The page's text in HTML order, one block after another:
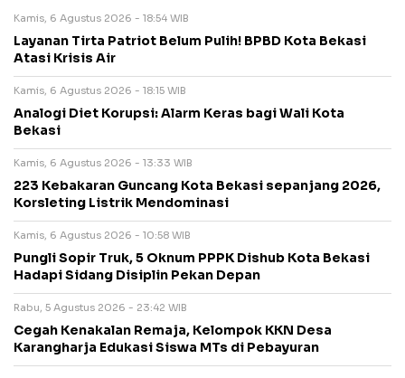
Kamis, 6 Agustus 2026 - 18:54 WIB
Layanan Tirta Patriot Belum Pulih! BPBD Kota Bekasi
Atasi Krisis Air
Kamis, 6 Agustus 2026 - 18:15 WIB
Analogi Diet Korupsi: Alarm Keras bagi Wali Kota
Bekasi
Kamis, 6 Agustus 2026 - 13:33 WIB
223 Kebakaran Guncang Kota Bekasi sepanjang 2026,
Korsleting Listrik Mendominasi
Kamis, 6 Agustus 2026 - 10:58 WIB
Pungli Sopir Truk, 5 Oknum PPPK Dishub Kota Bekasi
Hadapi Sidang Disiplin Pekan Depan
Rabu, 5 Agustus 2026 - 23:42 WIB
Cegah Kenakalan Remaja, Kelompok KKN Desa
Karangharja Edukasi Siswa MTs di Pebayuran